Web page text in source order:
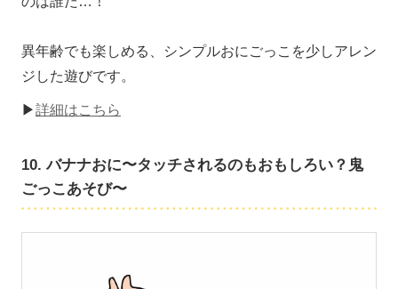
異年齢でも楽しめる、シンプルおにごっこを少しアレン
ジした遊びです。
▶詳細はこちら
10. バナナおに〜タッチされるのもおもしろい？鬼
ごっこあそび〜